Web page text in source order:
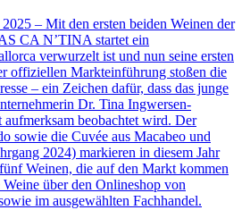
– Mit den ersten beiden Weinen der
CA N’TINA startet ein
verwurzelt ist und nun seine ersten
offiziellen Markteinführung stoßen die
– ein Zeichen dafür, dass das junge
Dr. Tina Ingwersen-
beobachtet wird. Der
sowie die Cuvée aus Macabeo und
2024) markieren in diesem Jahr
Weinen, die auf den Markt kommen
über den Onlineshop von
im ausgewählten Fachhandel.